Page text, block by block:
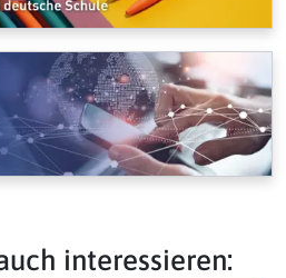
interessieren: